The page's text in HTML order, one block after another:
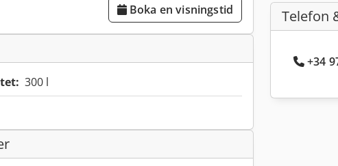
Boka en visningstid
300 l
Telefon
+34